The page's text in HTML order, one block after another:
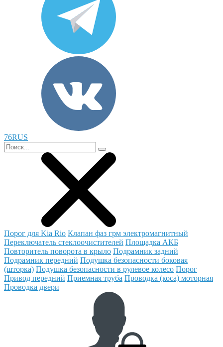
76RUS
Порог для Kia Rio Клапан фаз грм электромагнитный
Переключатель стеклоочистителей Площадка АКБ
Повторитель поворота в крыло Подрамник задний
Подрамник передний Подушка безопасности боковая
(шторка) Подушка безопасности в рулевое колесо Порог
Привод передний Приемная труба Проводка (коса) моторная
Проводка двери